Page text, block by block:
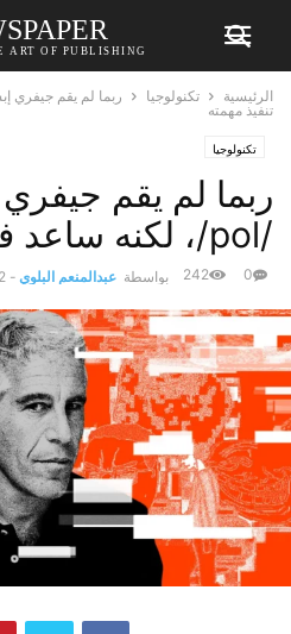
ART OF PUBLISHING
الرئيسية تكنولوجيا
تنفيذ مهمته
تكنولوجيا
ربما لم يقم جيفري
/pol/، لكنه ساعد في تنفيذ مهمته
بواسطة عبدالمنعم البلوي -
12 0
242